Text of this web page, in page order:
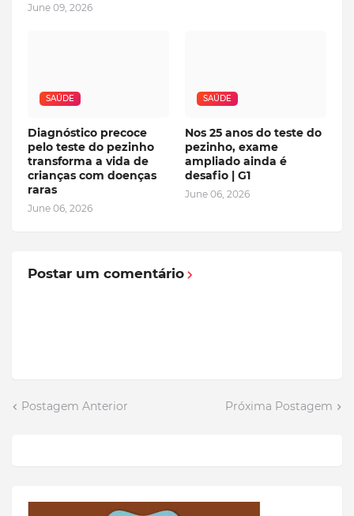
June 09, 2026
SAÚDE
Diagnóstico precoce
pelo teste do pezinho
transforma a vida de
crianças com doenças
raras
June 06, 2026
SAÚDE
Nos 25 anos do teste do
pezinho, exame
ampliado ainda é
desafio | G1
June 06, 2026
Postar um comentário
Postagem Anterior Próxima Postagem